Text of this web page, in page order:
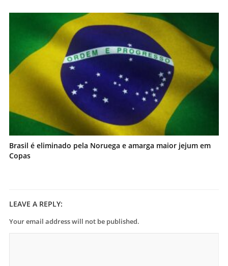
Brasil é eliminado pela Noruega e amarga maior jejum em
Copas
LEAVE A REPLY:
Your email address will not be published.